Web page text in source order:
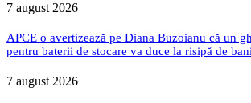
7 august 2026
APCE o avertizează pe Diana Buzoianu că un
pentru baterii de stocare va duce la risipă de
7 august 2026